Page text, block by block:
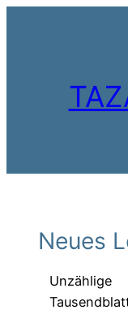
Neues